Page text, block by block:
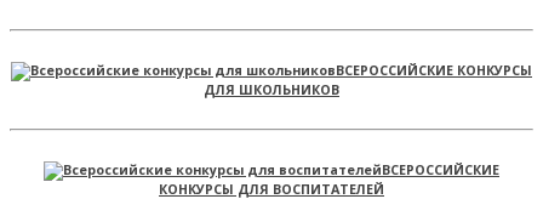
ВСЕРОССИЙСКИЕ КОНКУРСЫ
ДЛЯ ШКОЛЬНИКОВ
ВСЕРОССИЙСКИЕ
КОНКУРСЫ ДЛЯ ВОСПИТАТЕЛЕЙ